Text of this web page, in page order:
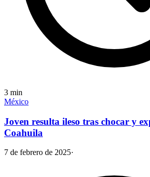
3 min
México
Joven resulta ileso tras chocar y
Coahuila
7 de febrero de 2025·